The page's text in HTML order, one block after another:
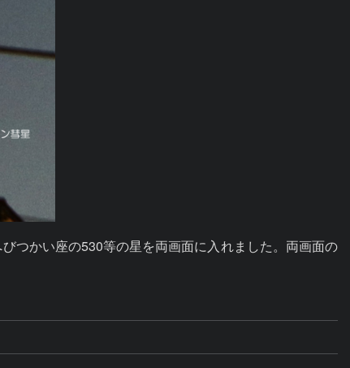
つかい座の530等の星を両画面に入れました。両画面の